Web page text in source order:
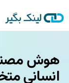
خانه
هوش
انسانی